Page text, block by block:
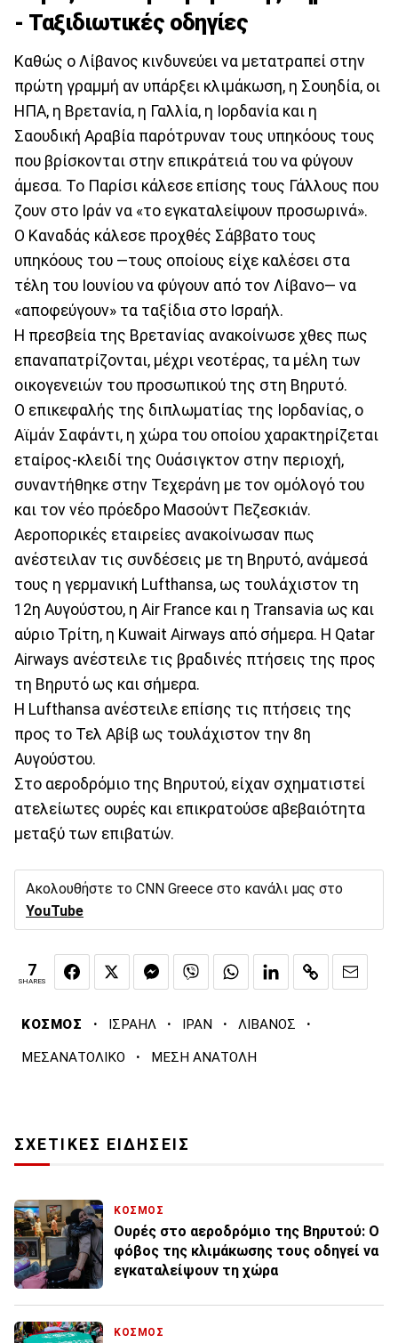
- Ταξιδιωτικές οδηγίες
Καθώς ο Λίβανος κινδυνεύει να μετατραπεί στην
πρώτη γραμμή αν υπάρξει κλιμάκωση, η Σουηδία, οι
ΗΠΑ, η Βρετανία, η Γαλλία, η Ιορδανία και η
Σαουδική Αραβία παρότρυναν τους υπηκόους τους
που βρίσκονται στην επικράτειά του να φύγουν
άμεσα. Το Παρίσι κάλεσε επίσης τους Γάλλους που
ζουν στο Ιράν να «το εγκαταλείψουν προσωρινά».
Ο Καναδάς κάλεσε προχθές Σάββατο τους
υπηκόους του —τους οποίους είχε καλέσει στα
τέλη του Ιουνίου να φύγουν από τον Λίβανο— να
«αποφεύγουν» τα ταξίδια στο Ισραήλ.
Η πρεσβεία της Βρετανίας ανακοίνωσε χθες πως
επαναπατρίζονται, μέχρι νεοτέρας, τα μέλη των
οικογενειών του προσωπικού της στη Βηρυτό.
Ο επικεφαλής της διπλωματίας της Ιορδανίας, ο
Αϊμάν Σαφάντι, η χώρα του οποίου χαρακτηρίζεται
εταίρος-κλειδί της Ουάσιγκτον στην περιοχή,
συναντήθηκε στην Τεχεράνη με τον ομόλογό του
και τον νέο πρόεδρο Μασούντ Πεζεσκιάν.
Αεροπορικές εταιρείες ανακοίνωσαν πως
ανέστειλαν τις συνδέσεις με τη Βηρυτό, ανάμεσά
τους η γερμανική Lufthansa, ως τουλάχιστον τη
12η Αυγούστου, η Air France και η Transavia ως και
αύριο Τρίτη, η Kuwait Airways από σήμερα. Η Qatar
Airways ανέστειλε τις βραδινές πτήσεις της προς
τη Βηρυτό ως και σήμερα.
Η Lufthansa ανέστειλε επίσης τις πτήσεις της
προς το Τελ Αβίβ ως τουλάχιστον την 8η
Αυγούστου.
Στο αεροδρόμιο της Βηρυτού, είχαν σχηματιστεί
ατελείωτες ουρές και επικρατούσε αβεβαιότητα
μεταξύ των επιβατών.
Ακολουθήστε το CNN Greece στο κανάλι μας στο
YouTube
7
SHARES
ΚΟΣΜΟΣ · ΙΣΡΑΗΛ · ΙΡΑΝ · ΛΙΒΑΝΟΣ ·
ΜΕΣΑΝΑΤΟΛΙΚΟ · ΜΕΣΗ ΑΝΑΤΟΛΗ
ΣΧΕΤΙΚΕΣ ΕΙΔΗΣΕΙΣ
ΚΟΣΜΟΣ
Ουρές στο αεροδρόμιο της Βηρυτού: Ο
φόβος της κλιμάκωσης τους οδηγεί να
εγκαταλείψουν τη χώρα
ΚΟΣΜΟΣ